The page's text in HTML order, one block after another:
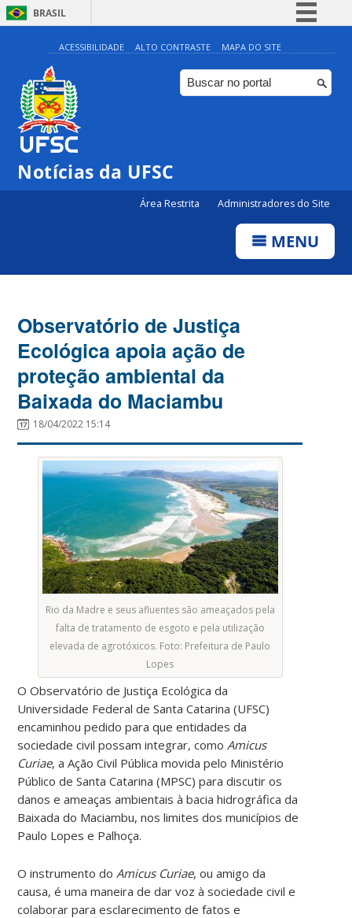
BRASIL
Simplifique!
Comunica BR
Participe
ACESSIBILIDADE ALTO CONTRASTE MAPA DO SITE
Notícias da UFSC
Área Restrita Administradores do Site
MENU
Observatório de Justiça
Ecológica apoia ação de
proteção ambiental da
Baixada do Maciambu
18/04/2022 15:14
Rio da Madre e seus afluentes são ameaçados pela
falta de tratamento de esgoto e pela utilização
elevada de agrotóxicos. Foto: Prefeitura de Paulo
Lopes
O Observatório de Justiça Ecológica da
Universidade Federal de Santa Catarina (UFSC)
encaminhou pedido para que entidades da
sociedade civil possam integrar, como Amicus
Curiae, a Ação Civil Pública movida pelo Ministério
Público de Santa Catarina (MPSC) para discutir os
danos e ameaças ambientais à bacia hidrográfica da
Baixada do Maciambu, nos limites dos municípios de
Paulo Lopes e Palhoça.
O instrumento do Amicus Curiae, ou amigo da
causa, é uma maneira de dar voz à sociedade civil e
colaborar para esclarecimento de fatos e